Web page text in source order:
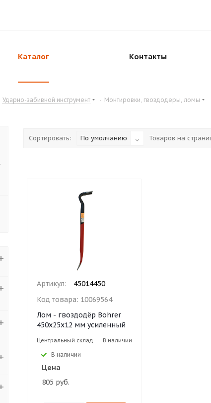
Каталог Контакты
Ударно-забивной инструмент - Монтировки, гвоздодеры, ломы
Сортировать: По умолчанию Товаров на
Артикул:
45014450
Код товара: 10069564
Лом - гвоздодёр Bohrer
450x25x12 мм усиленный
Центральный склад В наличии
В наличии
Цена
805 руб.